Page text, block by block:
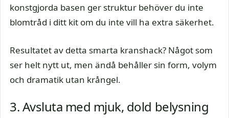
konstgjorda basen ger struktur behöver du inte
blomtråd i ditt kit om du inte vill ha extra säkerhet.
Resultatet av detta smarta kranshack? Något som
ser helt nytt ut, men ändå behåller sin form, volym
och dramatik utan krångel.
3. Avsluta med mjuk, dold belysning